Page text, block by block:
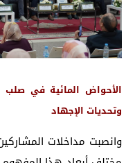
الأحواض المائية في صلب
وتحديات الإجهاد
وانصبت مداخلات